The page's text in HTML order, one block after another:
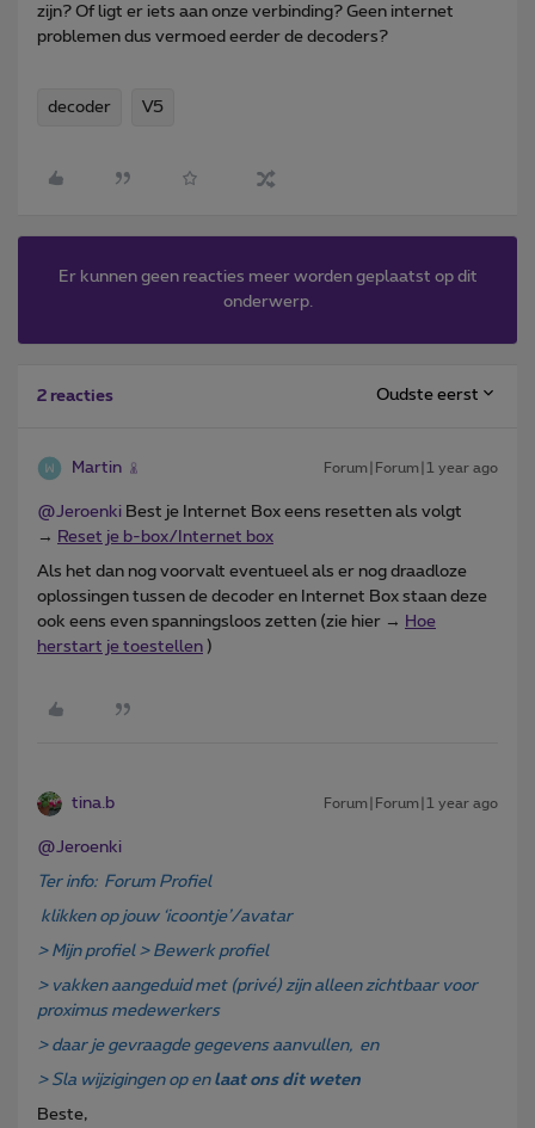
zijn? Of ligt er iets aan onze verbinding? Geen internet
problemen dus vermoed eerder de decoders?
decoder V5
Er kunnen geen reacties meer worden geplaatst op dit
onderwerp.
2 reacties Oudste eerst
Martin Forum|Forum|1 year ago
@Jeroenki Best je Internet Box eens resetten als volgt
→ Reset je b-box/Internet box
Als het dan nog voorvalt eventueel als er nog draadloze
oplossingen tussen de decoder en Internet Box staan deze
ook eens even spanningsloos zetten (zie hier → Hoe
herstart je toestellen )
tina.b Forum|Forum|1 year ago
@Jeroenki
Ter info: Forum Profiel
klikken op jouw ‘icoontje’/avatar
> Mijn profiel > Bewerk profiel
> vakken aangeduid met (privé) zijn alleen zichtbaar voor
proximus medewerkers
> daar je gevraagde gegevens aanvullen, en
> Sla wijzigingen op en laat ons dit weten
Beste,